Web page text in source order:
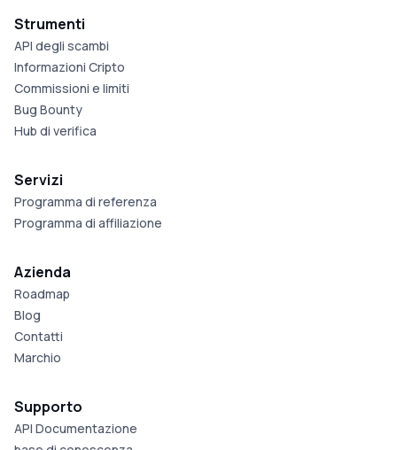
Strumenti
API degli scambi
Informazioni Cripto
Commissioni e limiti
Bug Bounty
Hub di verifica
Servizi
Programma di referenza
Programma di affiliazione
Azienda
Roadmap
Blog
Contatti
Marchio
Supporto
API Documentazione